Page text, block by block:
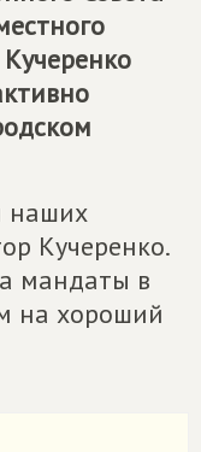
наших
Кучеренко.
мандаты в
на хороший